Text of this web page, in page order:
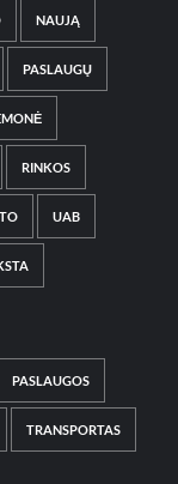
NAUJĄ
PASLAUGŲ
RINKOS
UAB
PASLAUGOS
TRANSPORTAS